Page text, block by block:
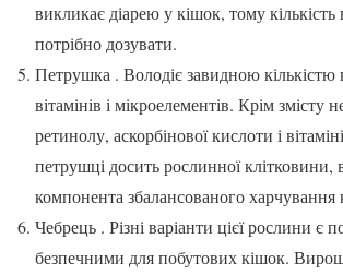
викликає діарею у кішок, тому
потрібно дозувати.
Петрушка . Володіє завидною кількістю
вітамінів і мікроелементів. Крім змісту
ретинолу, аскорбінової кислоти і
петрушці досить рослинної клітковини,
компонента збалансованого харчування
Чебрець . Різні варіанти цієї рослини є
безпечними для побутових кішок.